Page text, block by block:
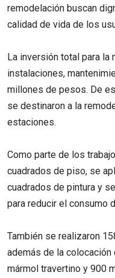
remodelación buscan
calidad de vida de los
La inversión total para la
instalaciones,
millones de pesos. De
se destinaron a la
estaciones.
Como parte de los
cuadrados de piso, se
cuadrados de pintura y
para reducir el consumo
También se realizaron
además de la
mármol travertino y 900